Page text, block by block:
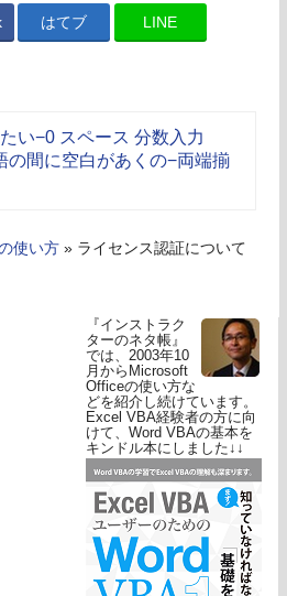
はてブ LINE
い−0 スペース 分数入力
の間に空白があくの−両端揃
使い方 » ライセンス認証について
『インストラク
ターのネタ帳』
では、2003年10
月からMicrosoft
Officeの使い方な
どを紹介し続けています。
Excel VBA経験者の方に向
けて、Word VBAの基本を
キンドル本にしました↓↓